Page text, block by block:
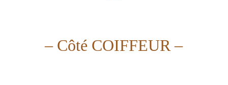
– Côté COIFFEUR –